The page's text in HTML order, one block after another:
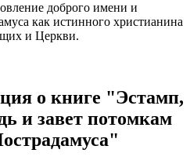
доброго имени и
как истинного христианина
и Церкви.
о книге "Эстамп,
и завет потомкам